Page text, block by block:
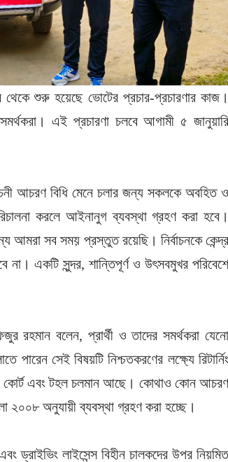
থেকে শুরু হয়েছে ভোটের প্রচার-প্রচারণার কাজ।
এই প্রচারণা চলবে আগামী ৫ জানুয়ারি
আচরণ বিধি মেনে চলার জন্য সকলকে অবহিত ও
করলে আইনানুগ ব্যবস্থা গ্রহণ করা হবে।
আমরা সব সময় প্রস্তুত রয়েছি। নির্বাচনকে কেন্দ্র
না। একটি সুন্দর, শান্তিপূর্ণ ও উৎসবমুখর পরিবেশে
রহমান বলেন, প্রার্থী ও তাদের সমর্থকরা যেনো
পারেন সেই বিষয়টি নিশ্চতকরণের লক্ষ্যে রিটার্নিং
কোর্ট এবং টহল চলমান আছে। কোথাও কোন আচরণ
২০০৮ অনুযায়ী ব্যবস্থা গ্রহণ করা হচ্ছে।
লাইসেন্স বিহীন চালকদের উপর নিয়মিত